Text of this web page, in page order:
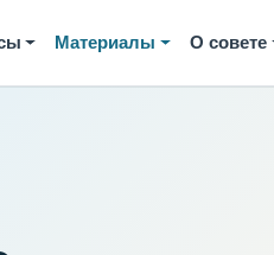
Материалы О совете